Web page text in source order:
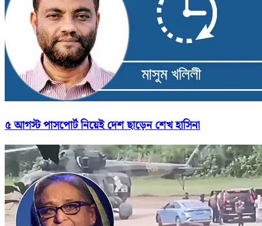
৫ আগস্ট পাসপোর্ট নিয়েই দেশ ছাড়েন শেখ হাসিনা